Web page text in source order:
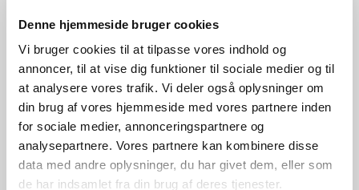
Denne hjemmeside bruger cookies
Vi bruger cookies til at tilpasse vores indhold og
annoncer, til at vise dig funktioner til sociale medier og til
at analysere vores trafik. Vi deler også oplysninger om
din brug af vores hjemmeside med vores partnere inden
for sociale medier, annonceringspartnere og
analysepartnere. Vores partnere kan kombinere disse
data med andre oplysninger, du har givet dem, eller som
de har indsamlet fra din brug af deres tjenester.
- Ønsket vielsesdato
- Navn på brudepar
- Telefonnummer
Kontakt præsten